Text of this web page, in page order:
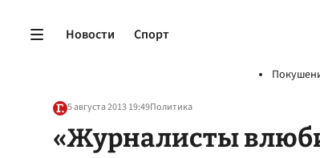
Новости Спорт
5 августа 2013 19:49Политика
«Журналисты